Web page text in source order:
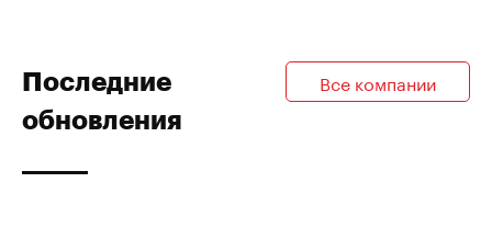
Последние
обновления
Все компании